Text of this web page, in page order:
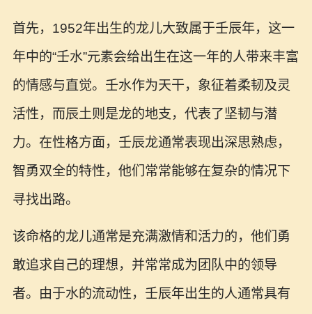
首先，1952年出生的龙儿大致属于壬辰年，这一
年中的“壬水”元素会给出生在这一年的人带来丰富
的情感与直觉。壬水作为天干，象征着柔韧及灵
活性，而辰土则是龙的地支，代表了坚韧与潜
力。在性格方面，壬辰龙通常表现出深思熟虑，
智勇双全的特性，他们常常能够在复杂的情况下
寻找出路。
该命格的龙儿通常是充满激情和活力的，他们勇
敢追求自己的理想，并常常成为团队中的领导
者。由于水的流动性，壬辰年出生的人通常具有